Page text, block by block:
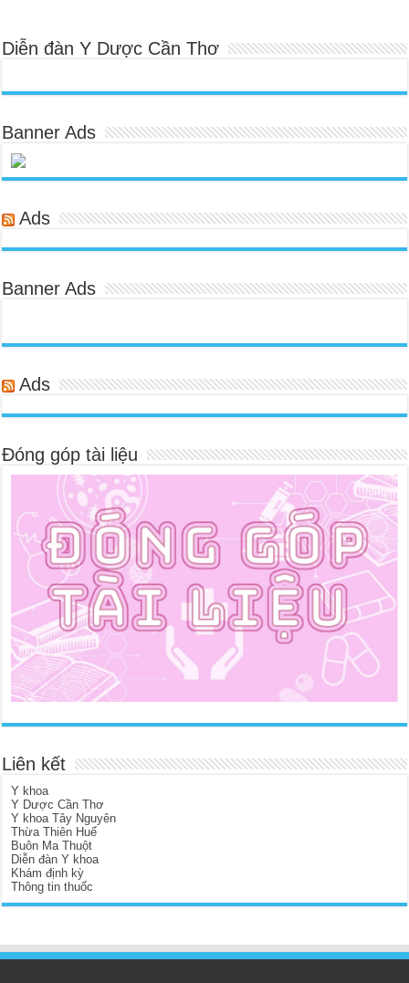
Diễn đàn Y Dược Cần Thơ
Banner Ads
Ads
Banner Ads
Ads
Đóng góp tài liệu
Liên kết
Y khoa
Y Dược Cần Thơ
Y khoa Tây Nguyên
Thừa Thiên Huế
Buôn Ma Thuột
Diễn đàn Y khoa
Khám định kỳ
Thông tin thuốc